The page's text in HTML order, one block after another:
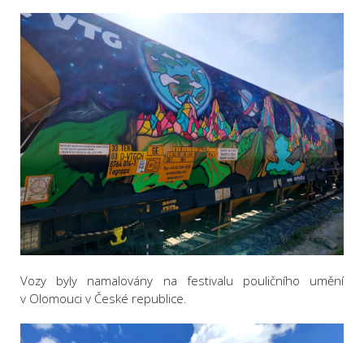
Vozy byly namalovány na festivalu pouličního umění
v Olomouci v České republice.